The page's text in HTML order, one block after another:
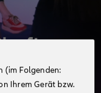
(im Folgenden:
Ihrem Gerät bzw.